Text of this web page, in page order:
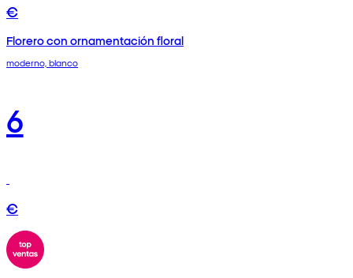
€
Florero con ornamentación floral
moderno, blanco
6
€